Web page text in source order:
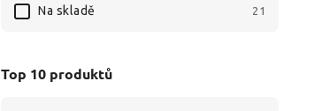
Na skladě 21
Top 10 produktů